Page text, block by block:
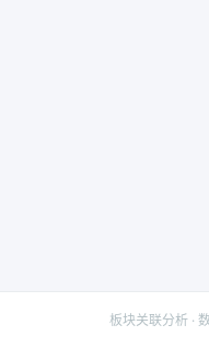
板块关联分析 ·